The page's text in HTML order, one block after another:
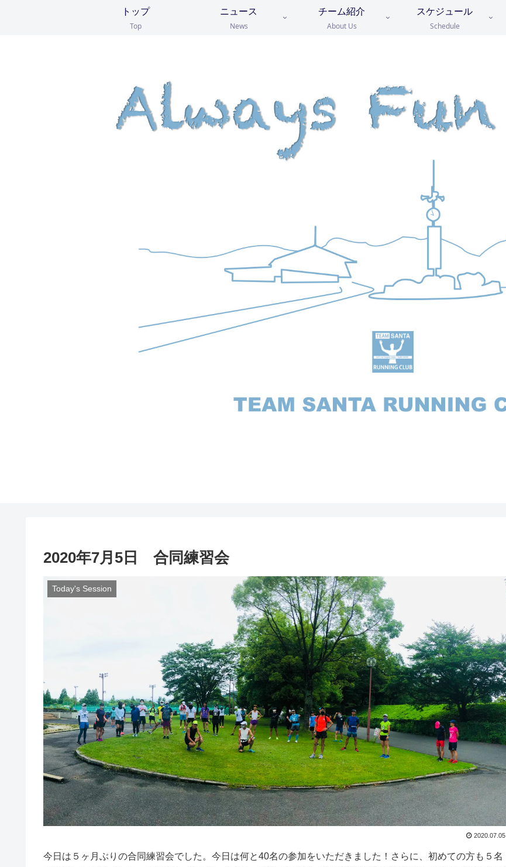
トップ
Top
ニュース
News
チーム紹介
About Us
スケジュール
Schedule
2020年7月5日 合同練習会
Today's Session
2020.07.05
今日は５ヶ月ぶりの合同練習会でした。今日は何と40名の参加をいただきました！さらに、初めての方も５名